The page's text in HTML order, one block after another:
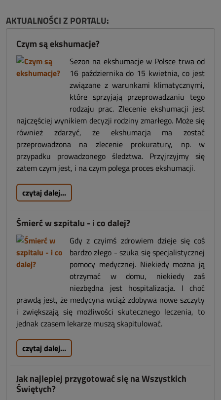
AKTUALNOŚCI Z PORTALU:
Czym są ekshumacje?
Sezon na ekshumacje w Polsce trwa od
16 października do 15 kwietnia, co jest
związane z warunkami klimatycznymi,
które sprzyjają przeprowadzaniu tego
rodzaju prac. Zlecenie ekshumacji jest
najczęściej wynikiem decyzji rodziny zmarłego. Może się
również zdarzyć, że ekshumacja ma zostać
przeprowadzona na zlecenie prokuratury, np. w
przypadku prowadzonego śledztwa. Przyjrzyjmy się
zatem czym jest, i na czym polega proces ekshumacji.
czytaj dalej...
Śmierć w szpitalu - i co dalej?
Gdy z czyimś zdrowiem dzieje się coś
bardzo złego - szuka się specjalistycznej
pomocy medycznej. Niekiedy można ją
otrzymać w domu, niekiedy zaś
niezbędna jest hospitalizacja. I choć
prawdą jest, że medycyna wciąż zdobywa nowe szczyty
i zwiększają się możliwości skutecznego leczenia, to
jednak czasem lekarze muszą skapitulować.
czytaj dalej...
Jak najlepiej przygotować się na Wszystkich
Świętych?